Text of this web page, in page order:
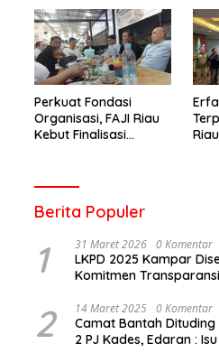
Perkuat Fondasi
Organisasi, FAJI Riau
Kebut Finalisasi
Berita Populer
1 31 Maret 2026 0 Komentar
LKPD 2025 Kampar
Komitmen
2 14 Maret 2025 0 Komentar
Camat Bantah
2 PJ Kades, Edaran :